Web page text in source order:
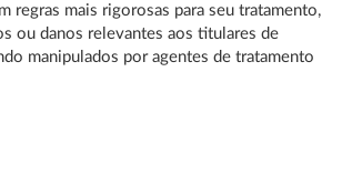
regras mais rigorosas para seu tratamento,
ou danos relevantes aos titulares de
manipulados por agentes de tratamento